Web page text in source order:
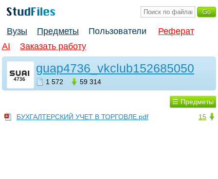
Вузы Предметы Пользователи
Реферат
AI
Заказать работу
guap4736_vkclub152685050
1 572 59 314
☰ Предметы
15
БУХГАЛТЕРСКИЙ УЧЕТ В ТОРГОВЛЕ.pdf